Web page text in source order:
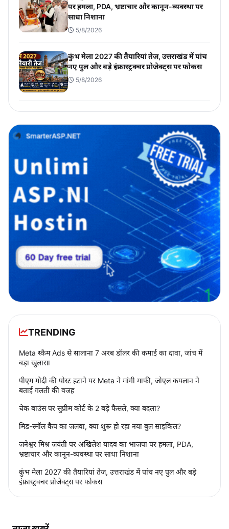
पर हमला, PDA, भ्रष्टाचार और कानून-व्यवस्था पर
साधा निशाना
5/8/2026
कुंभ मेला 2027 की तैयारियां तेज, उत्तराखंड में पांच
नए पुल और बड़े इंफ्रास्ट्रक्चर प्रोजेक्ट्स पर फोकस
5/8/2026
TRENDING
Meta स्कैम Ads से सालाना 7 अरब डॉलर की कमाई का दावा, जांच में
बड़ा खुलासा
पीएम मोदी की पोस्ट हटाने पर Meta ने मांगी माफी, जोएल कपलान ने
बताई गलती की वजह
चेक बाउंस पर सुप्रीम कोर्ट के 2 बड़े फैसले, क्या बदला?
मिड-स्मॉल कैप का जलवा, क्या शुरू हो रहा नया बुल साइकिल?
जनेश्वर मिश्र जयंती पर अखिलेश यादव का भाजपा पर हमला, PDA,
भ्रष्टाचार और कानून-व्यवस्था पर साधा निशाना
कुंभ मेला 2027 की तैयारियां तेज, उत्तराखंड में पांच नए पुल और बड़े
इंफ्रास्ट्रक्चर प्रोजेक्ट्स पर फोकस